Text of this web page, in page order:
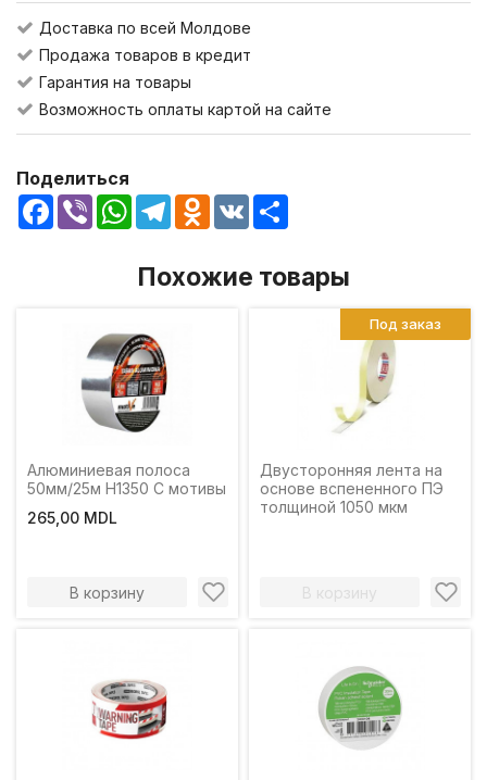
Доставка по всей Молдове
Продажа товаров в кредит
Гарантия на товары
Возможность оплаты картой на сайте
Поделиться
Facebook
Viber WhatsApp
TelegramOdnoklassniki
VK
Похожие товары
Алюминиевая полоса
50мм/25м H1350 C мотивы
265,00 MDL
В корзину
Двусторонняя лента на
основе вспененного ПЭ
толщиной 1050 мкм
В корзину
Под заказ